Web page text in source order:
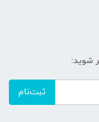
شوید:
ثبت‌نام